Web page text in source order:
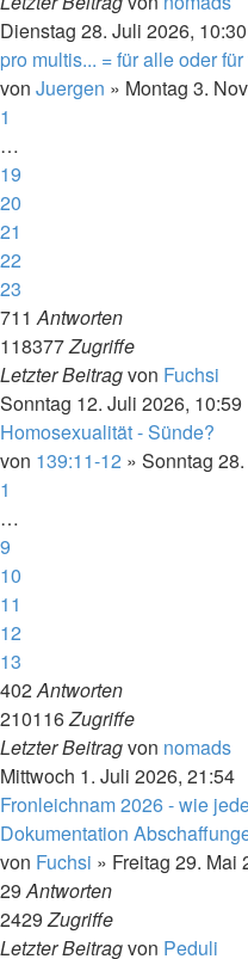
Dienstag 28. Juli 2026, 10:30
pro multis... = für alle oder
von Juergen » Montag 3.
1
…
19
20
21
22
23
711Antworten
118377Zugriffe
Letzter Beitragvon Fuchsi
Sonntag 12. Juli 2026, 10:59
Homosexualität - Sünde?
von 139:11-12 » Sonntag
1
…
9
10
11
12
13
402Antworten
210116Zugriffe
Letzter Beitragvon nomads
Mittwoch 1. Juli 2026, 21:54
Fronleichnam 2026 - wie
Dokumentation
von Fuchsi » Freitag 29. Mai
29Antworten
2429Zugriffe
Letzter Beitragvon Peduli